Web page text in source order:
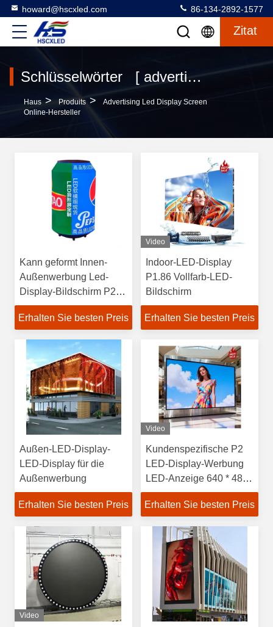
howard@hscxled.com 86-134-2892-1577
Zitat
Schlüsselwörter [ advertising led display screen ] Übereinstimmung 233 produits
Haus > Produits >
Advertising Led Display Screen
Online-Hersteller
Kann geformt Innen-
Außenwerbung Led-
Display-Bildschirm P2
Vollfarbe Bodenstand
Erhalten Sie besten Preis
Video
Indoor-LED-Display
P1.86 Vollfarb-LED-
Bildschirm
Erhalten Sie besten Preis
Außen-LED-Display-
LED-Display für die
Außenwerbung
Erhalten Sie besten Preis
Video
Kundenspezifische P2
LED-Display-Werbung
LED-Anzeige 640 * 480
mm Indoor-LED-
Bildschirm
Erhalten Sie besten Preis
Video